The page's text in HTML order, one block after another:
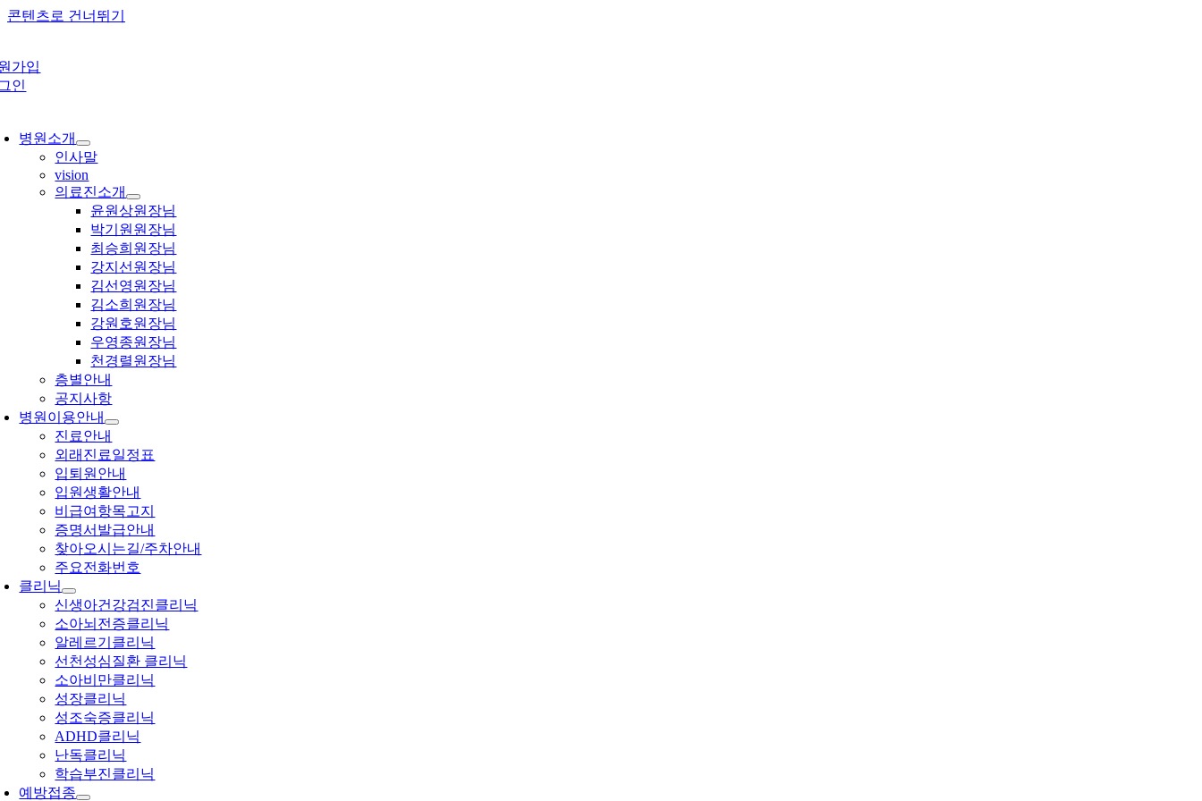
콘텐츠로 건너뛰기
가입
인
병원소개
인사말
vision
의료진소개
윤원상원장님
박기원원장님
최승희원장님
강지선원장님
김선영원장님
김소희원장님
강원호원장님
우영종원장님
천경렬원장님
층별안내
공지사항
병원이용안내
진료안내
외래진료일정표
입퇴원안내
입원생활안내
비급여항목고지
증명서발급안내
찾아오시는길/주차안내
주요전화번호
클리닉
신생아건강검진클리닉
소아뇌전증클리닉
알레르기클리닉
선천성심질환 클리닉
소아비만클리닉
성장클리닉
성조숙증클리닉
ADHD클리닉
난독클리닉
학습부진클리닉
예방접종